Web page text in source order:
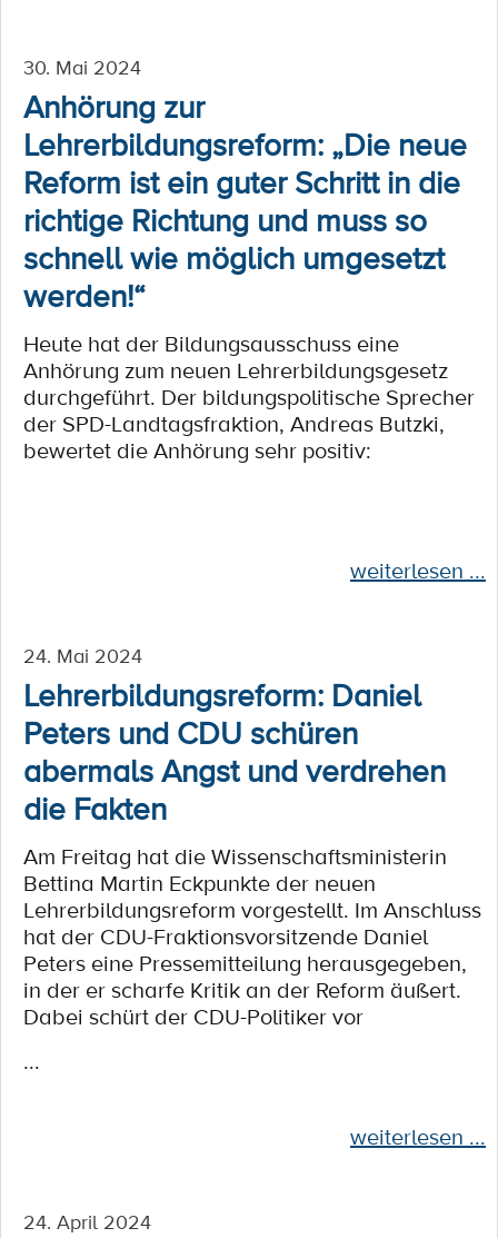
30. Mai 2024
Anhörung zur
Lehrerbildungsreform: „Die neue
Reform ist ein guter Schritt in die
richtige Richtung und muss so
schnell wie möglich umgesetzt
werden!“
Heute hat der Bildungsausschuss eine
Anhörung zum neuen Lehrerbildungsgesetz
durchgeführt. Der bildungspolitische Sprecher
der SPD-Landtagsfraktion, Andreas Butzki,
bewertet die Anhörung sehr positiv:
weiterlesen ...
24. Mai 2024
Lehrerbildungsreform: Daniel
Peters und CDU schüren
abermals Angst und verdrehen
die Fakten
Am Freitag hat die Wissenschaftsministerin
Bettina Martin Eckpunkte der neuen
Lehrerbildungsreform vorgestellt. Im Anschluss
hat der CDU-Fraktionsvorsitzende Daniel
Peters eine Pressemitteilung herausgegeben,
in der er scharfe Kritik an der Reform äußert.
Dabei schürt der CDU-Politiker vor
...
weiterlesen ...
24. April 2024